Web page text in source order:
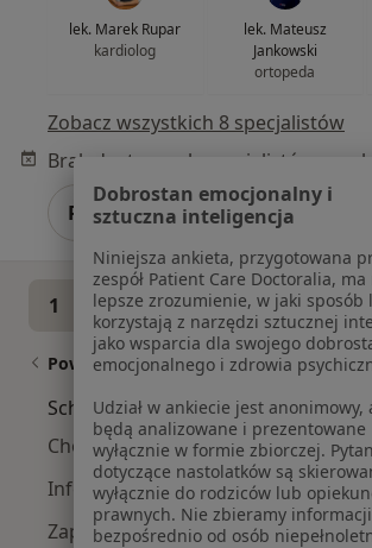
lek. Marek Rupar
kardiolog
lek. Mateusz
Jankowski
ortopeda
Zobacz wszystkich 8 specjalistów
Pokaż profil
1 2 3
Powiązane wyszukiwania
Schorzenia w Szczecinie
Choroby wieku dziecięcego w
Infekcje dróg oddechowych w
Zapalenie oskrzeli w Szczecinie
Dobrostan emocjonalny i
sztuczna inteligencja
Niniejsza ankieta, przygotowana
zespół Patient Care Doctoralia,
lepsze zrozumienie, w jaki sposób
korzystają z narzędzi sztucznej
jako wsparcia dla swojego
emocjonalnego i zdrowia
Udział w ankiecie jest anonimowy,
będą analizowane i prezentowane
wyłącznie w formie zbiorczej.
dotyczące nastolatków są
wyłącznie do rodziców lub
prawnych. Nie zbieramy informacji
bezpośrednio od osób